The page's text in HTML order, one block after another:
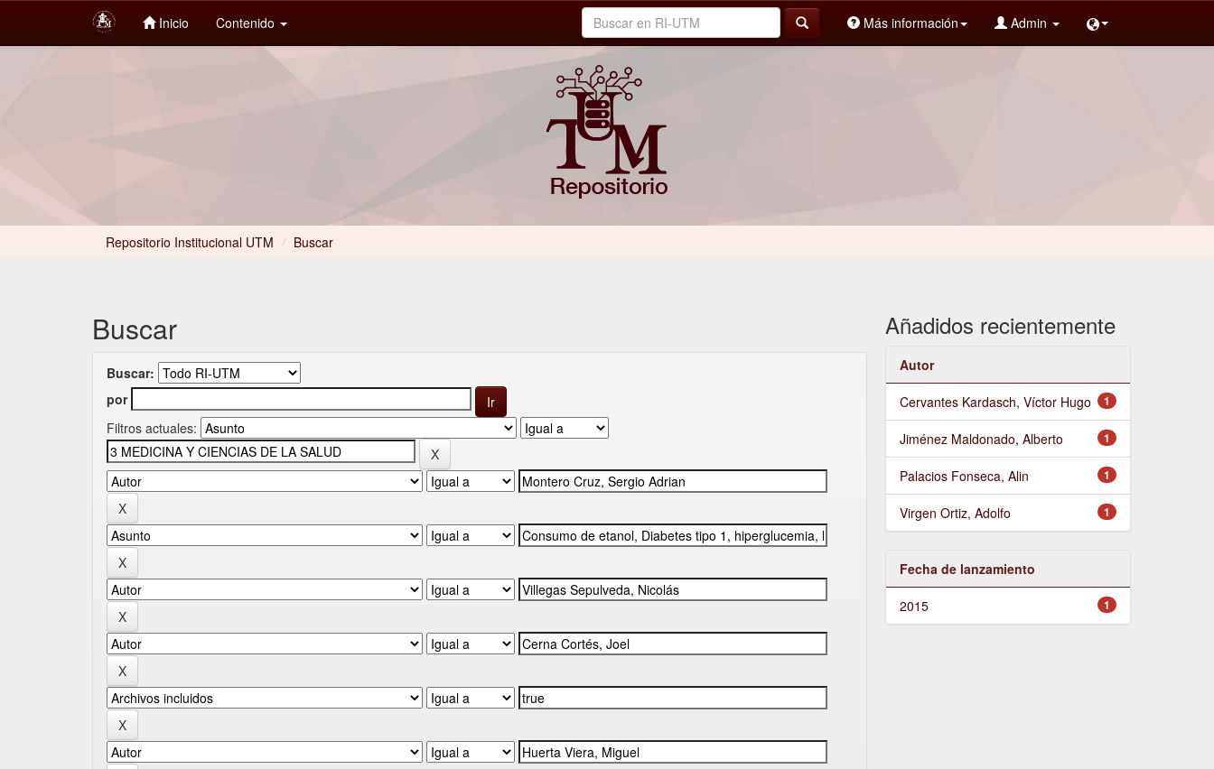
Inicio Contenido Más información Admin
Repositorio Institucional UTM / Buscar
Buscar
Buscar:
por
Filtros actuales:
Añadidos recientemente
Autor
1
Cervantes Kardasch, Víctor Hugo
1
Jiménez Maldonado, Alberto
1
Palacios Fonseca, Alin
1
Virgen Ortiz, Adolfo
Fecha de lanzamiento
1
2015